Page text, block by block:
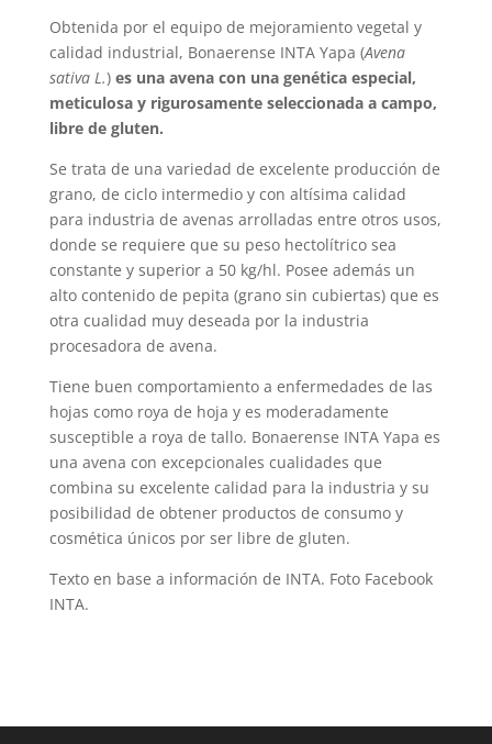
Obtenida por el equipo de mejoramiento vegetal y
calidad industrial, Bonaerense INTA Yapa (Avena
sativa L.) es una avena con una genética especial,
meticulosa y rigurosamente seleccionada a campo,
libre de gluten.
Se trata de una variedad de excelente producción de
grano, de ciclo intermedio y con altísima calidad
para industria de avenas arrolladas entre otros usos,
donde se requiere que su peso hectolítrico sea
constante y superior a 50 kg/hl. Posee además un
alto contenido de pepita (grano sin cubiertas) que es
otra cualidad muy deseada por la industria
procesadora de avena.
Tiene buen comportamiento a enfermedades de las
hojas como roya de hoja y es moderadamente
susceptible a roya de tallo. Bonaerense INTA Yapa es
una avena con excepcionales cualidades que
combina su excelente calidad para la industria y su
posibilidad de obtener productos de consumo y
cosmética únicos por ser libre de gluten.
Texto en base a información de INTA. Foto Facebook
INTA.